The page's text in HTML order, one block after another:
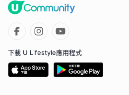
下載 U Lifestyle應用程式